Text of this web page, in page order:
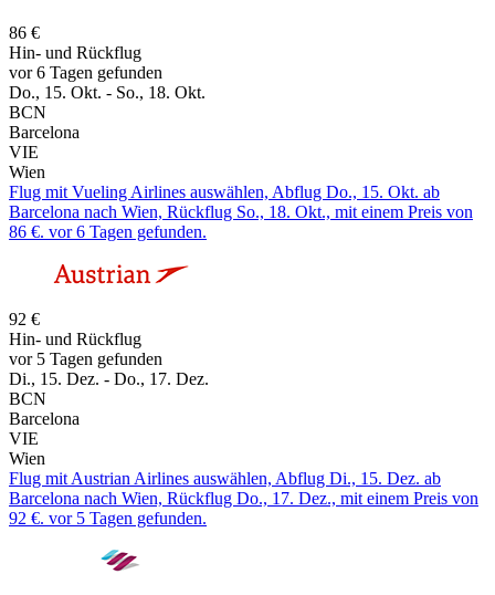
86 €
Hin- und Rückflug
vor 6 Tagen gefunden
Do., 15. Okt. - So., 18. Okt.
BCN
Barcelona
VIE
Wien
Flug mit Vueling Airlines auswählen, Abflug Do., 15. Okt. ab
Barcelona nach Wien, Rückflug So., 18. Okt., mit einem Preis von
86 €. vor 6 Tagen gefunden.
92 €
Hin- und Rückflug
vor 5 Tagen gefunden
Di., 15. Dez. - Do., 17. Dez.
BCN
Barcelona
VIE
Wien
Flug mit Austrian Airlines auswählen, Abflug Di., 15. Dez. ab
Barcelona nach Wien, Rückflug Do., 17. Dez., mit einem Preis von
92 €. vor 5 Tagen gefunden.